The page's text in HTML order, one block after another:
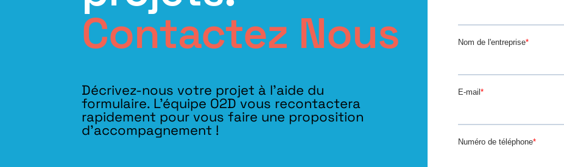
Contactez Nous
Décrivez-nous votre projet à l’aide du
formulaire. L'équipe O2D vous recontactera
rapidement pour vous faire une proposition
d’accompagnement !